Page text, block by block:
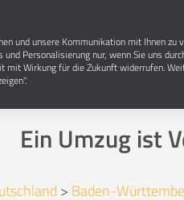
Umzug in 76228
Ein Umzug ist
> Baden-
und unsere Kommunikation mit Ihnen zu
Personalisierung nur, wenn Sie uns
mit Wirkung für die Zukunft widerrufen.